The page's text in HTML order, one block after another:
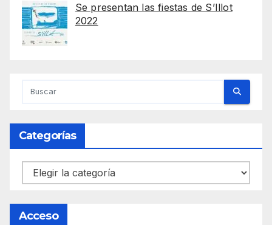
Se presentan las fiestas de S’Illot
2022
Categorías
Categorías
Acceso